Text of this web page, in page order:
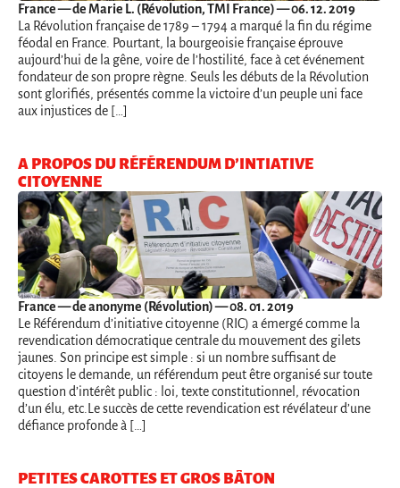
France— de Marie L. (Révolution, TMI France) — 06. 12. 2019
La Révolution française de 1789 – 1794 a marqué la fin du régime
féodal en France. Pourtant, la bourgeoisie française éprouve
aujourd’hui de la gêne, voire de l’hostilité, face à cet événement
fondateur de son propre règne. Seuls les débuts de la Révolution
sont glorifiés, présentés comme la victoire d’un peuple uni face
aux injustices de […]
A PROPOS DU RÉFÉRENDUM D’INTIATIVE
CITOYENNE
France— de anonyme (Révolution) — 08. 01. 2019
Le Référendum d’initiative citoyenne (RIC) a émergé comme la
revendication démocratique centrale du mouvement des gilets
jaunes. Son principe est simple : si un nombre suffisant de
citoyens le demande, un référendum peut être organisé sur toute
question d’intérêt public : loi, texte constitutionnel, révocation
d’un élu, etc.Le succès de cette revendication est révélateur d’une
défiance profonde à […]
PETITES CAROTTES ET GROS BÂTON